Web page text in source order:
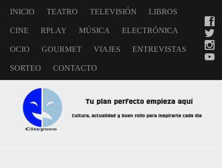
INICIO TEATRO TELEVISIÓN LIBROS
CINE RPLAY MÚSICA ELECTRÓNICA
OCIO GOURMET VIAJES ENTREVISTAS
SORTEO CONTACTO